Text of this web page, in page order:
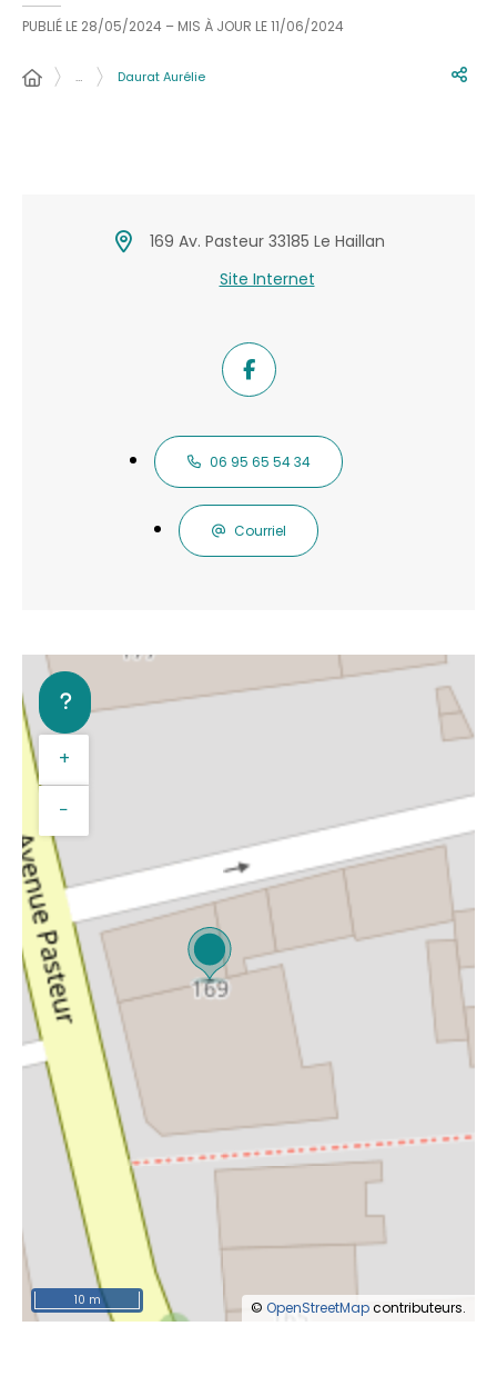
PUBLIÉ LE 28/05/2024 – MIS À JOUR LE11/06/2024
… Daurat Aurélie
169 Av. Pasteur 33185 Le Haillan
Site Internet
06 95 65 54 34
Courriel
+
−
© OpenStreetMapcontributeurs.
10 m